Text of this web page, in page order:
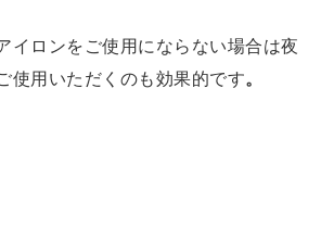
イロンをご使用にならない場合は夜
使用いただくのも効果的です。